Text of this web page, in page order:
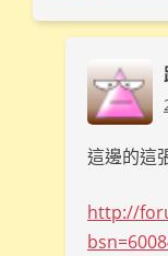
這邊的這
http://